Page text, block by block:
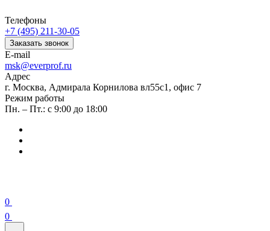
Телефоны
+7 (495) 211-30-05
Заказать звонок
E-mail
msk@everprof.ru
Адрес
г. Москва, Адмирала Корнилова вл55с1, офис 7
Режим работы
Пн. – Пт.: с 9:00 до 18:00
0
0